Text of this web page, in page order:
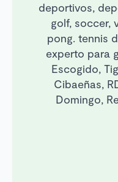
deportivos,
golf, soccer,
pong. tennis
experto para
Escogido,
Cibaeñas,
Domingo,